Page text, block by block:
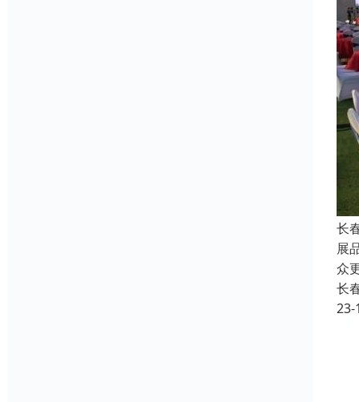
长
展
众
长
23-